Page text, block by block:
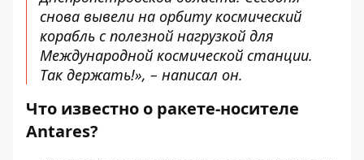
снова вывели на орбиту космический
корабль с полезной нагрузкой для
Международной космической станции.
Так держать!», – написал он.
Что известно о ракете-носителе
Antares?